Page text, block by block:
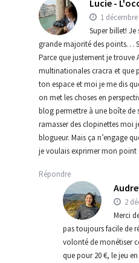
Lucie -
1
Super billet!
grande majorité des points…
Parce que justement je trouve
multinationales cracra et que
ton espace et moi je me dis
on met les choses en
blog permettre à une boîte de
ramasser des clopinettes moi
blogueur. Mais ça n’engage
je voulais exprimer mon point
Répondre
2
Merci
pas toujours facile de
volonté de monétiser
que pour 20 €, le jeu